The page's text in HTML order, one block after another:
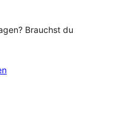
Brauchst du